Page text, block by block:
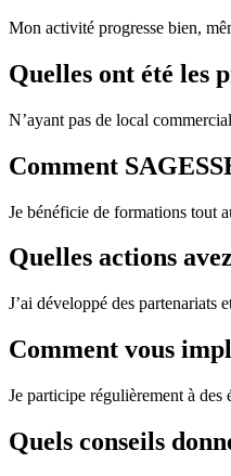
Mon activité progresse bien,
Quelles ont été les
N’ayant pas de local
Comment
Je bénéficie de formations tout
Quelles actions
J’ai développé des partenariats
Comment vous
Je participe régulièrement à des
Quels conseils